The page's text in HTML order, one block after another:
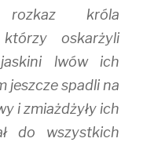
króla
oskarżyli
lwów ich
jeszcze spadli na
i zmiażdżyły ich
do wszystkich